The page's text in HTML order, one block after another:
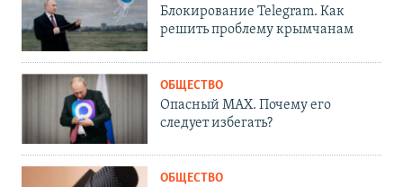
Блокирование Telegram. Как
решить проблему крымчанам
ОБЩЕСТВО
Опасный MAX. Почему его
следует избегать?
ОБЩЕСТВО